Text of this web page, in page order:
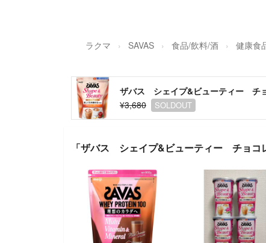
ラクマ SAVAS 食品/飲料/酒 健康食
ザバス シェイプ&ビューティー チ
¥3,680
SOLDOUT
「ザバス シェイプ&ビューティー チョ